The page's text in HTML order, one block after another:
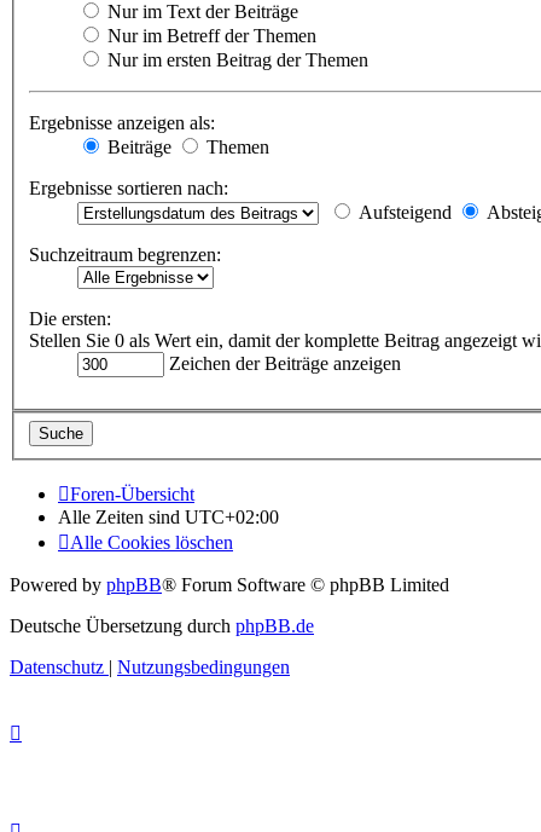
Nur im Text der Beiträge
Nur im Betreff der Themen
Nur im ersten Beitrag der Themen
Ergebnisse anzeigen als:
Beiträge
Themen
Ergebnisse sortieren nach:
Aufsteigend
Suchzeitraum begrenzen:
Die ersten:
Stellen Sie 0 als Wert ein, damit der komplette Beitrag angezeigt
Zeichen der Beiträge anzeigen
Foren-Übersicht
Alle Zeiten sind UTC+02:00
Alle Cookies löschen
Powered by phpBB® Forum Software © phpBB Limited
Deutsche Übersetzung durch phpBB.de
Datenschutz | Nutzungsbedingungen